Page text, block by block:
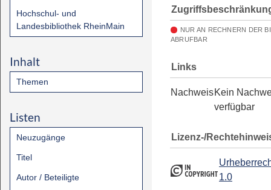
Hochschul- und
Landesbibliothek RheinMain
Inhalt
Themen
Listen
Neuzugänge
Titel
Autor / Beteiligte
NUR AN RECHNERN DER
ABRUFBAR
Links
NachweisKein
verfügbar
Lizenz-/
1.0